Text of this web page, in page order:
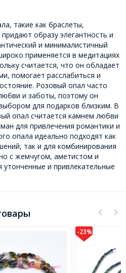
такие как браслеты,
образу элегантность и
и минималистичный
применяется в медитациях
считается, что он обладает
помогает расслабиться и
Розовый опал часто
и заботы, поэтому он
для подарков близким. В
опал считается камнем любви
для привлечения романтики и
опала идеально подходят как
так и для комбинирования
с жемчугом, аметистом и
и привлекательные